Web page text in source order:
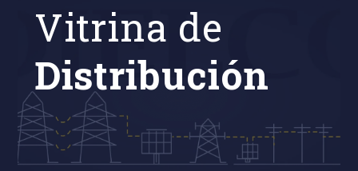
Buscar
Vitrina de
Distribución